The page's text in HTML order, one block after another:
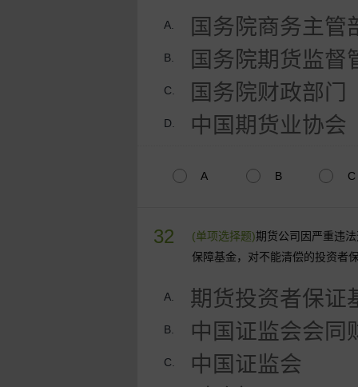
A. 国务院商务主管
B. 国务院期货监督
C. 国务院财政部门
D. 中国期货业协会
A B C
32 (单项选择题)期货公司因严重违
保障基金，对不能清偿的投资者
A. 期货投资者保证
B. 中国证监会会同
C.
中国证监会